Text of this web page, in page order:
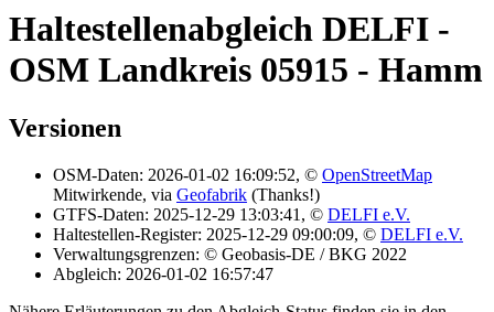
Haltestellenabgleich DELFI -
OSM Landkreis 05915 - Hamm
Versionen
OSM-Daten: 2026-01-02 16:09:52, © OpenStreetMap
Mitwirkende, via Geofabrik (Thanks!)
GTFS-Daten: 2025-12-29 13:03:41, © DELFI e.V.
Haltestellen-Register: 2025-12-29 09:00:09, © DELFI e.V.
Verwaltungsgrenzen: © Geobasis-DE / BKG 2022
Abgleich: 2026-01-02 16:57:47